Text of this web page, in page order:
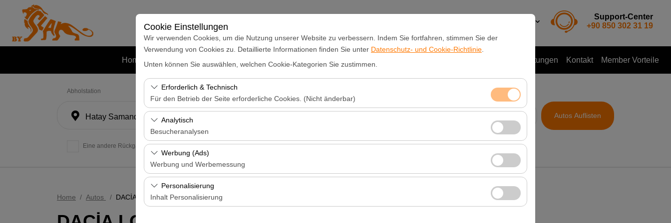
Cookie Einstellungen
Wir verwenden Cookies, um die Nutzung unserer Website zu verbessern. Indem Sie fortfahren, stimmen Sie der
Verwendung von Cookies zu. Detaillierte Informationen finden Sie unter Datenschutz- und Cookie-Richtlinie
Unten können Sie auswählen, welchen Cookie-Kategorien Sie zustimmen.
Erforderlich & Technisch
Für den Betrieb der Seite erforderliche Cookies. (Nicht änderbar)
Diese Cookies sind für das ordnungsgemäße Funktionieren der Website, die Sicherheit, die Sitzungsverwaltung
und grundlegende Funktionen erforderlich. Sie können nicht deaktiviert werden.
Analytisch
Besucheranalysen
Diese Cookies ermöglichen es uns, zu analysieren, wie unsere Website genutzt wird (Besucherzahl, meistbesuchte
Seiten, Nutzerverhalten). Diese Daten werden verwendet, um die Leistung der Website zu messen und die
Benutzererfahrung kontinuierlich zu verbessern.
Werbung (Ads)
Werbung und Werbemessung
Diese Cookies ermöglichen es uns, Ihnen auf Ihre Interessen abgestimmte personalisierte Werbung anzuzeigen
und die Wirksamkeit unserer Werbekampagnen zu messen (Impressionen, Klickrate).
Personalisierung
Inhalt Personalisierung
Support-Center
+90 850 302 31 19
Home Autos Mietstationen Ankündigungen und Aktionen Flottenvermietung Kundenbewertungen Kontakt Member Vorteile
Abholstation
Hatay Samandağ
Eine andere Rückgabestation auswählen
Autos Auflisten
Home Autos DACİA LODGY 7